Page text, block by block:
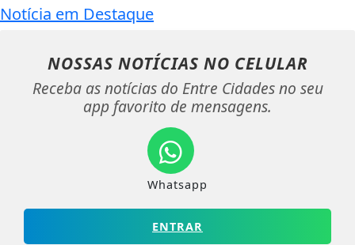
Notícia em Destaque
NOSSAS NOTÍCIAS NO CELULAR
Receba as notícias do Entre Cidades no seu
app favorito de mensagens.
Whatsapp
ENTRAR